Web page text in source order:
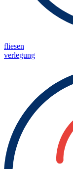
fliesen
verlegung